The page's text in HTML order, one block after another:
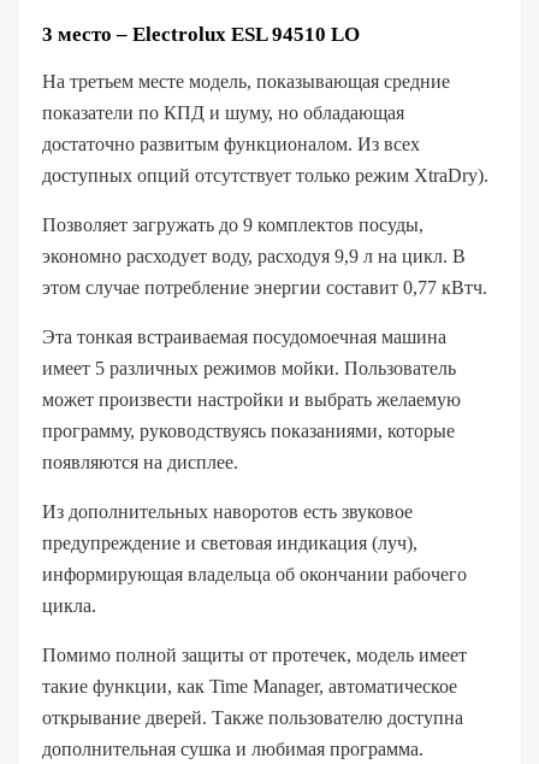
3 место – Electrolux ESL 94510 LO
На третьем месте модель, показывающая средние
показатели по КПД и шуму, но обладающая
достаточно развитым функционалом. Из всех
доступных опций отсутствует только режим XtraDry).
Позволяет загружать до 9 комплектов посуды,
экономно расходует воду, расходуя 9,9 л на цикл. В
этом случае потребление энергии составит 0,77 кВтч.
Эта тонкая встраиваемая посудомоечная машина
имеет 5 различных режимов мойки. Пользователь
может произвести настройки и выбрать желаемую
программу, руководствуясь показаниями, которые
появляются на дисплее.
Из дополнительных наворотов есть звуковое
предупреждение и световая индикация (луч),
информирующая владельца об окончании рабочего
цикла.
Помимо полной защиты от протечек, модель имеет
такие функции, как Time Manager, автоматическое
открывание дверей. Также пользователю доступна
дополнительная сушка и любимая программа.